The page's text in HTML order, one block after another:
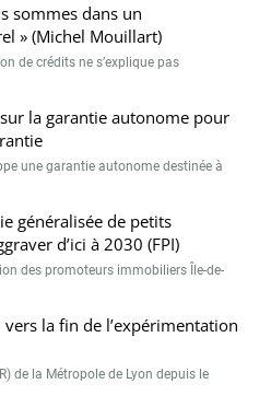
sommes dans un
» (Michel Mouillart)
de crédits ne s’explique pas
la garantie autonome pour
une garantie autonome destinée à
généralisée de petits
d’ici à 2030 (FPI)
des promoteurs immobiliers Île-de-
la fin de l’expérimentation
de la Métropole de Lyon depuis le